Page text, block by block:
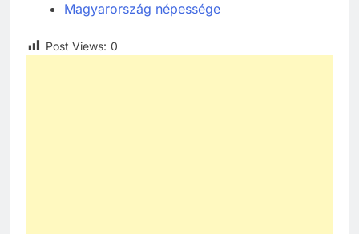
Magyarország népessége
Post Views: 0